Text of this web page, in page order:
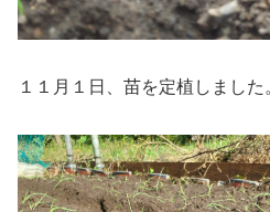
１１月１日、苗を定植しました